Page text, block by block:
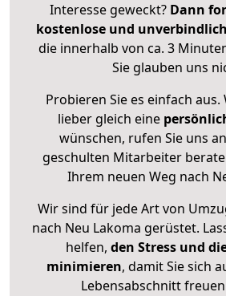
Interesse geweckt? Dann
kostenlose und
die innerhalb von ca. 3
Sie glauben uns
Probieren Sie es einfach aus.
lieber gleich eine
wünschen, rufen Sie uns
geschulten Mitarbeiter
Ihrem neuen Weg nach
Wir sind für jede Art von
nach Neu Lakoma gerüstet.
helfen, den Stress und
minimieren, damit Sie sich
Lebensabschnitt